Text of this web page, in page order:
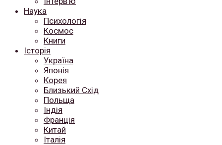
Наука
Психологія
Космос
Книги
Історія
Україна
Японія
Корея
Близький Схід
Польща
Індія
Франція
Китай
Італія